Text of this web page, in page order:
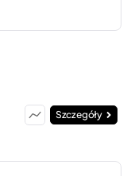
Szczegóły